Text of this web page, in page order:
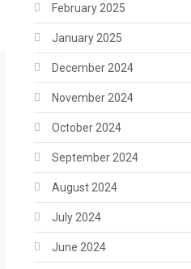
February 2025
January 2025
December 2024
November 2024
October 2024
September 2024
August 2024
July 2024
June 2024